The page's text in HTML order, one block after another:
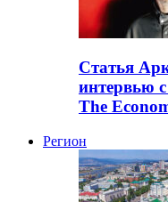
Статья
интервью
The
Регион